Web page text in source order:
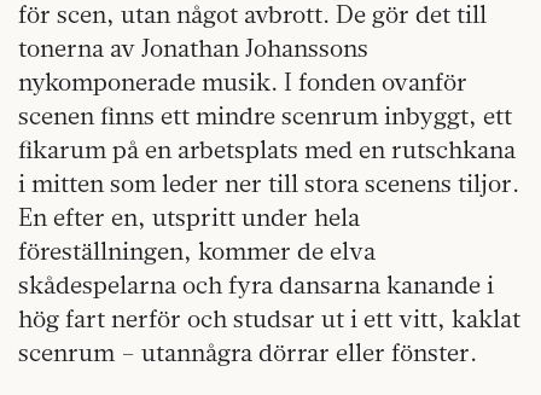
för scen, utan något avbrott. De gör det till
tonerna av Jonathan Johanssons
nykomponerade musik. I fonden ovanför
scenen finns ett mindre scenrum inbyggt, ett
fikarum på en arbetsplats med en rutschkana
i mitten som leder ner till stora scenens tiljor.
En efter en, utspritt under hela
föreställningen, kommer de elva
skådespelarna och fyra dansarna kanande i
hög fart nerför och studsar ut i ett vitt, kaklat
scenrum – utannågra dörrar eller fönster.